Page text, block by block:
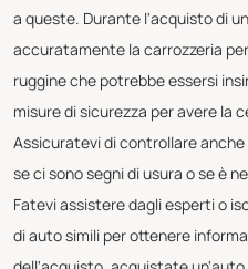
a queste. Durante l'acquisto di
accuratamente la carrozzeria
ruggine che potrebbe essersi
misure di sicurezza per avere la
Assicuratevi di controllare
se ci sono segni di usura o se è
Fatevi assistere dagli esperti o
di auto simili per ottenere